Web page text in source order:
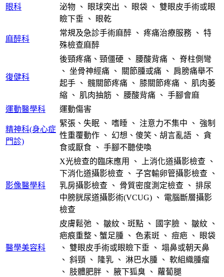
眼科
泌物 、 眼球突出 、 眼袋 、 雙眼皮手術或眼
瞼下垂 、 眼乾
麻醉科
常規及急診手術麻醉 、 疼痛治療服務 、 特
殊檢查麻醉
復健科
後頸疼痛、頸僵硬 、 腰酸背痛 、 脊柱側彎
、 坐骨神經痛 、 關節腫或痛 、 肩膀痛舉不
起手 、 髖關節疼痛 、 膝關節疼痛 、 肌肉萎
縮 、 肌肉抽筋 、 腰酸背痛 、 手腳會麻
運動醫學科
運動傷害
精神科(身心症
門診)
緊張、失眠 、 嗜睡 、 注意力不集中 、 強制
性重覆動作 、 幻想、傻笑、胡言亂語 、 貪
食或厭食 、 手腳不聽使喚
影像醫學科
X光檢查的臨床應用 、 上消化道攝影檢查 、
下消化道攝影檢查 、 子宮輸卵管攝影檢查 、
乳房攝影檢查 、 骨質密度測定檢查 、 排尿
中膀胱尿道攝影術(VCUG) 、 電腦斷層攝影
檢查
醫學美容科
皮膚鬆弛 、 皺紋、斑點 、 國字臉 、 皺紋 、
疤痕重整、蟹足腫 、 色素斑 、 痘疤 、
眼袋
、 雙眼皮手術或眼瞼下垂 、 塌鼻或朝天鼻
、 斜頸 、 隆乳 、 淋巴水腫 、 軟組織腫瘤
、 肢體肥胖 、 腋下狐臭 、 蘿蔔腿